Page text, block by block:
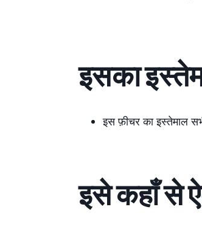
इसका
इस फ़ीचर का इस्तेमाल
इसे कहाँ से